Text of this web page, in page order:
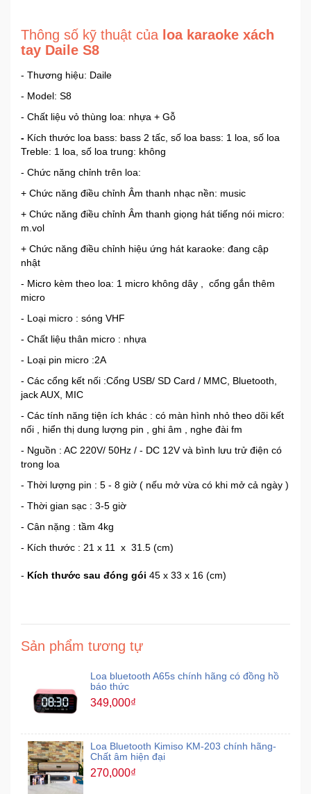
Thông số kỹ thuật của loa karaoke xách
tay Daile S8
- Thương hiệu: Daile
- Model: S8
- Chất liệu vỏ thùng loa: nhựa + Gỗ
- Kích thước loa bass: bass 2 tấc, số loa bass: 1 loa, số loa
Treble: 1 loa, số loa trung: không
- Chức năng chỉnh trên loa:
+ Chức năng điều chỉnh Âm thanh nhạc nền: music
+ Chức năng điều chỉnh Âm thanh giọng hát tiếng nói micro:
m.vol
+ Chức năng điều chỉnh hiệu ứng hát karaoke: đang cập
nhật
- Micro kèm theo loa: 1 micro không dây , cổng gắn thêm
micro
- Loại micro : sóng VHF
- Chất liệu thân micro : nhựa
- Loại pin micro :2A
- Các cổng kết nối :Cổng USB/ SD Card / MMC, Bluetooth,
jack AUX, MIC
- Các tính năng tiện ích khác : có màn hình nhỏ theo dõi kết
nối , hiển thị dung lượng pin , ghi âm , nghe đài fm
- Nguồn : AC 220V/ 50Hz / - DC 12V và bình lưu trử điện có
trong loa
- Thời lượng pin : 5 - 8 giờ ( nếu mở vừa có khi mở cả ngày )
- Thời gian sạc : 3-5 giờ
- Cân nặng : tầm 4kg
- Kích thước : 21 x 11 x 31.5 (cm)
- Kích thước sau đóng gói 45 x 33 x 16 (cm)
Sản phẩm tương tự
Loa bluetooth A65s chính hãng có đồng hồ
báo thức
349,000₫
Loa Bluetooth Kimiso KM-203 chính hãng-
Chất âm hiện đại
270,000₫